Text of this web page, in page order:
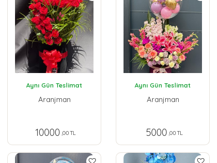
Aynı Gün Teslimat
Aranjman
10000 ,00 TL
Aynı Gün Teslimat
Aranjman
5000 ,00 TL